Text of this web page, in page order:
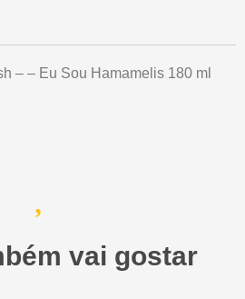
– – Eu Sou Hamamelis 180 ml
vai gostar